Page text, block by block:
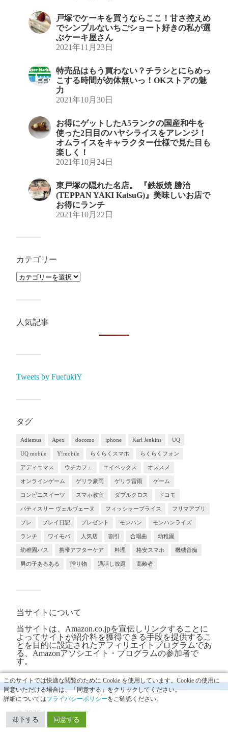
戸塚でケーキを買うならここ！甘さ控えめ
でシンプルないちごショート好きの私が選
ぶケーキ屋さん
2021年11月23日
特売品はもう買わない？チラシとにらめっ
こする時間が勿体無いっ！OKストアの魅
力
2021年10月30日
お得にゲットしたA5ランクの国産和牛を
使った2日目のハヤシライスをアレンジ！
オムライスをキャラクター仕様で見た目も
楽しく！
2021年10月24日
東戸塚の隠れた名店。 『鉄板焼 勝治
(TEPPAN YAKI KatsuG)』美味しいお店で
お得にランチ
2021年10月22日
カテゴリー
人気記事
Tweets by FuefukiY
タグ
Adiemus Apex docomo iphone Karl Jenkins UQ
UQ mobile Y!mobile らくらくスマホ らくらくフォン
アディエマス ウチカフェ エイペックス オススメ
オンラインゲーム ゲリラ豪雨 ゲリラ雷雨 ゲーム
コンビニスイーツ スマホ教室 ダブルクロス ドコモ
パティスリー ヴェルヴェーヌ フィッシャープライス フリマアプリ
プレ プレイ日記 プレゼント モンハン モンハンライズ
ランチ ワイモバ 人気店 割引 合唱曲 幼稚園
幼稚園バス 携帯アフターケア 料理 格安スマホ 機械音痴
男の子あるある 贈り物 通話し放題 高齢者
当サイトについて
当サイトは、Amazon.co.jpを宣伝しリンクすることに
よってサイトが紹介料を獲得できる手段を提供するこ
とを目的に設定されたアフィリエイトプログラムであ
る、Amazonアソシエイト・プログラムの参加者で
す。
© 2026fuefukiブログ
このサイトでは快適な閲覧のために Cookie を使用しています。Cookie の使用に
同意いただける場合は、「同意する」をクリックしてください。
詳細についてはプライバシーポリシーをご確認ください。
却下する 同意する